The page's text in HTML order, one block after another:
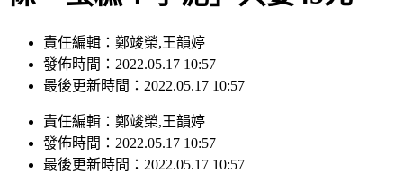
條「蛋糕＋芋泥」只要45元
責任編輯：鄭竣榮,王韻婷
發佈時間：2022.05.17 10:57
責任編輯 ： 鄭竣榮,王韻婷
發佈時間：2022.05.17 10:57